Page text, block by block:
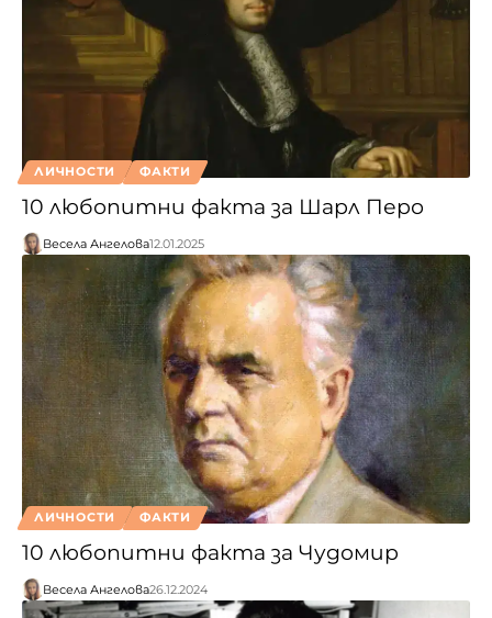
ЛИЧНОСТИ ФАКТИ
10 любопитни факта за Шарл Перо
Весела Ангелова12.01.2025
ЛИЧНОСТИ ФАКТИ
10 любопитни факта за Чудомир
Весела Ангелова26.12.2024